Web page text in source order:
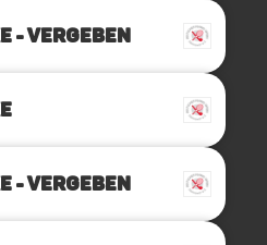
- VERGEBEN
- VERGEBEN